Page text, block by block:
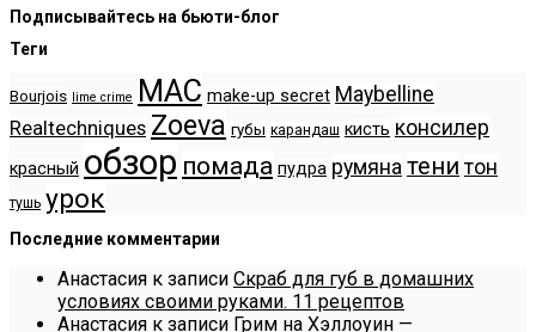
Подписывайтесь на бьюти-блог
Теги
Bourjois lime crime MAC make-up secret Maybelline
Realtechniques Zoeva губы карандаш кисть консилер
красный обзор помада пудра румяна тени тон
тушь урок
Последние комментарии
Анастасия к записи Скраб для губ в домашних
условиях своими руками. 11 рецептов
Анастасия к записи Грим на Хэллоуин —